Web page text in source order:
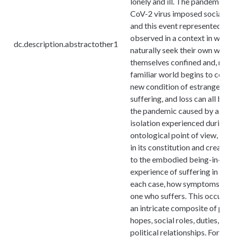
dc.description.abstractother1
CoV-2 virus imposed social
and this event represented
observed in a context in
naturally seek their own
themselves confined and,
familiar world begins to
new condition of
suffering, and loss can all
the pandemic caused by a
isolation experienced
ontological point of view,
in its constitution and
to the embodied being-in-
experience of suffering in
each case, how symptoms
one who suffers. This
an intricate composite of
hopes, social roles, duties,
political relationships. For